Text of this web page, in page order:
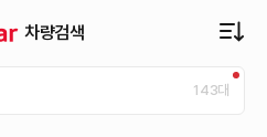
차량검색
143대